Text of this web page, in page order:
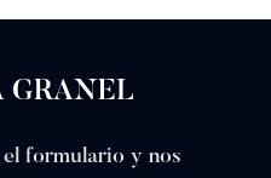
GRANEL
formulario y nos